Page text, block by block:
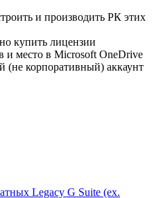
и производить РК этих
купить лицензии
и место в Microsoft OneDrive
(не корпоративный) аккаунт
Legacy G Suite (ex.